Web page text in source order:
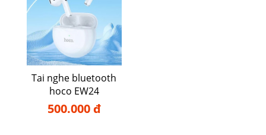
Tai nghe bluetooth
hoco EW24
500.000 đ